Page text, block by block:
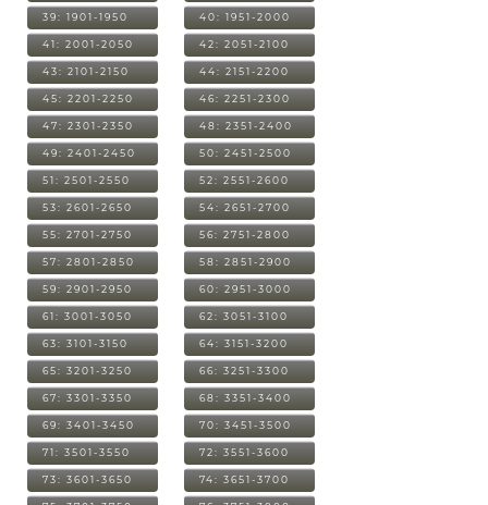
39: 1901-1950 40: 1951-2000
41: 2001-2050 42: 2051-2100
43: 2101-2150 44: 2151-2200
45: 2201-2250 46: 2251-2300
47: 2301-2350 48: 2351-2400
49: 2401-2450 50: 2451-2500
51: 2501-2550 52: 2551-2600
53: 2601-2650 54: 2651-2700
55: 2701-2750 56: 2751-2800
57: 2801-2850 58: 2851-2900
59: 2901-2950 60: 2951-3000
61: 3001-3050 62: 3051-3100
63: 3101-3150 64: 3151-3200
65: 3201-3250 66: 3251-3300
67: 3301-3350 68: 3351-3400
69: 3401-3450 70: 3451-3500
71: 3501-3550 72: 3551-3600
73: 3601-3650 74: 3651-3700